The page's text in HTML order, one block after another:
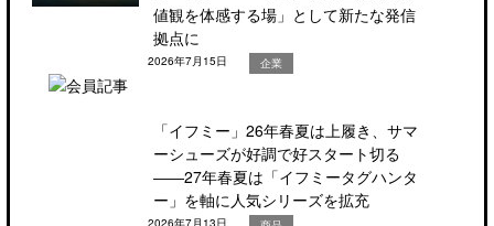
値観を体感する場」として新たな発信
拠点に
2026年7月15日 企業
「イフミー」26年春夏は上履き、サマ
ーシューズが好調で好スタート切る
――27年春夏は「イフミータグハンタ
ー」を軸に人気シリーズを拡充
2026年7月13日